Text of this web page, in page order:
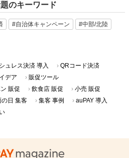
のキーワード
#自治体キャンペーン #中部/北陸
ュレス決済 導入
QRコード決済
デア
販促ツール
販促 飲食店 販促
小売 販促
の日 集客 集客 事例
auPAY 導入